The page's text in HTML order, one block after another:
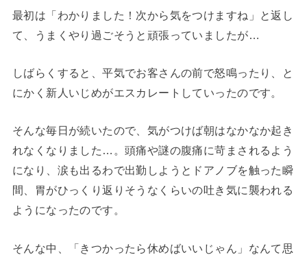
最初は「わかりました！次から気をつけますね」と返し
て、うまくやり過ごそうと頑張っていましたが…
しばらくすると、平気でお客さんの前で怒鳴ったり、と
にかく新人いじめがエスカレートしていったのです。
そんな毎日が続いたので、気がつけば朝はなかなか起き
れなくなりました…。頭痛や謎の腹痛に苛まされるよう
になり、涙も出るわで出勤しようとドアノブを触った瞬
間、胃がひっくり返りそうなくらいの吐き気に襲われる
ようになったのです。
そんな中、「きつかったら休めばいいじゃん」なんて思